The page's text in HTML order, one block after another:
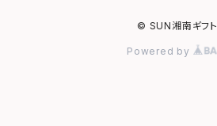
© SUN湘南ギフト
Powered by